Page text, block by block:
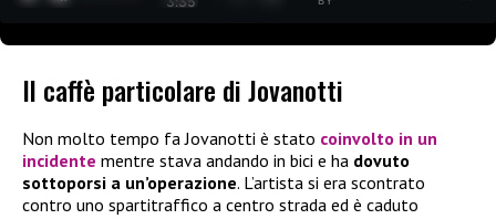
Il caffè particolare di Jovanotti
Non molto tempo fa Jovanotti è stato coinvolto in un
incidente mentre stava andando in bici e ha dovuto
sottoporsi a un’operazione. L’artista si era scontrato
contro uno spartitraffico a centro strada ed è caduto